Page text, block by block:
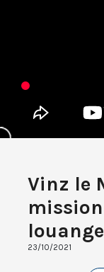
Vinz le
23/10/2021